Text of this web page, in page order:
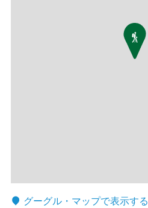
グーグル・マップで表示する